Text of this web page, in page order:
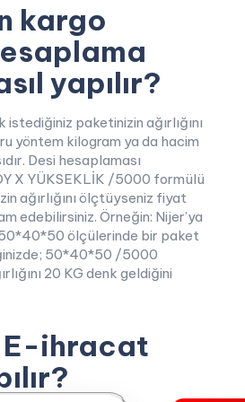
kargo
yapılır?
istediğiniz paketinizin ağırlığını
yöntem kilogram ya da hacim
Desi hesaplaması
X YÜKSEKLİK /5000 formülü
ağırlığını ölçtüyseniz fiyat
edebilirsiniz. Örneğin: Nijer’ya
50*40*50 ölçülerinde bir paket
50*40*50 /5000
20 KG denk geldiğini
E-ihracat